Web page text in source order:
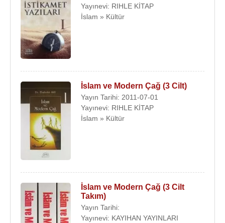
Yayınevi: RIHLE KİTAP
İslam » Kültür
İslam ve Modern Çağ (3 Cilt)
Yayın Tarihi: 2011-07-01
Yayınevi: RIHLE KİTAP
İslam » Kültür
İslam ve Modern Çağ (3 Cilt
Takım)
Yayın Tarihi:
Yayınevi: KAYIHAN YAYINLARI